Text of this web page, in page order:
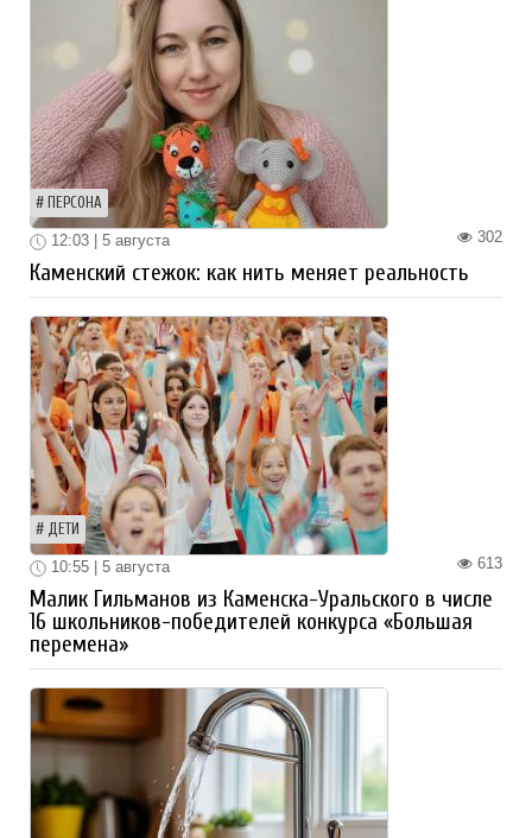
ПЕРСОНА
302
12:03 | 5 августа
Каменский стежок: как нить меняет реальность
ДЕТИ
613
10:55 | 5 августа
Малик Гильманов из Каменска-Уральского в числе
16 школьников-победителей конкурса «Большая
перемена»